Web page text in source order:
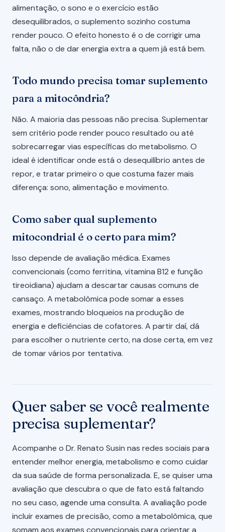
alimentação, o sono e o exercício estão
desequilibrados, o suplemento sozinho costuma
render pouco. O efeito honesto é o de corrigir uma
falta, não o de dar energia extra a quem já está bem.
Todo mundo precisa tomar suplemento
para a mitocôndria?
Não. A maioria das pessoas não precisa. Suplementar
sem critério pode render pouco resultado ou até
sobrecarregar vias específicas do metabolismo. O
ideal é identificar onde está o desequilíbrio antes de
repor, e tratar primeiro o que costuma fazer mais
diferença: sono, alimentação e movimento.
Como saber qual suplemento
mitocondrial é o certo para mim?
Isso depende de avaliação médica. Exames
convencionais (como ferritina, vitamina B12 e função
tireoidiana) ajudam a descartar causas comuns de
cansaço. A metabolômica pode somar a esses
exames, mostrando bloqueios na produção de
energia e deficiências de cofatores. A partir daí, dá
para escolher o nutriente certo, na dose certa, em vez
de tomar vários por tentativa.
Quer saber se você realmente
precisa suplementar?
Acompanhe o Dr. Renato Susin nas redes sociais para
entender melhor energia, metabolismo e como cuidar
da sua saúde de forma personalizada. E, se quiser uma
avaliação que descubra o que de fato está faltando
no seu caso, agende uma consulta. A avaliação pode
incluir exames de precisão, como a metabolômica, que
somam aos exames convencionais para orientar a